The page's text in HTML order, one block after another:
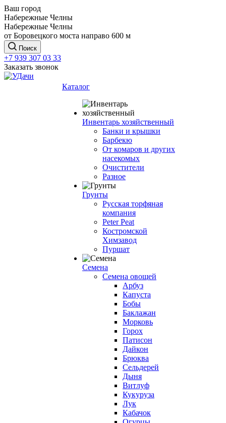
Ваш город
Набережные Челны
Набережные Челны
от Боровецкого моста направо 600 м
Поиск
+7 939 307 03 33
Заказать звонок
Каталог
Инвентарь хозяйственный
Банки и крышки
Барбекю
От комаров и других
насекомых
Очистители
Разное
Грунты
Русская торфяная
компания
Peter Peat
Костромской
Химзавод
Пуршат
Семена
Семена овощей
Арбуз
Капуста
Бобы
Баклажан
Морковь
Горох
Патисон
Дайкон
Брюква
Сельдерей
Дыня
Витлуф
Кукуруза
Лук
Кабачок